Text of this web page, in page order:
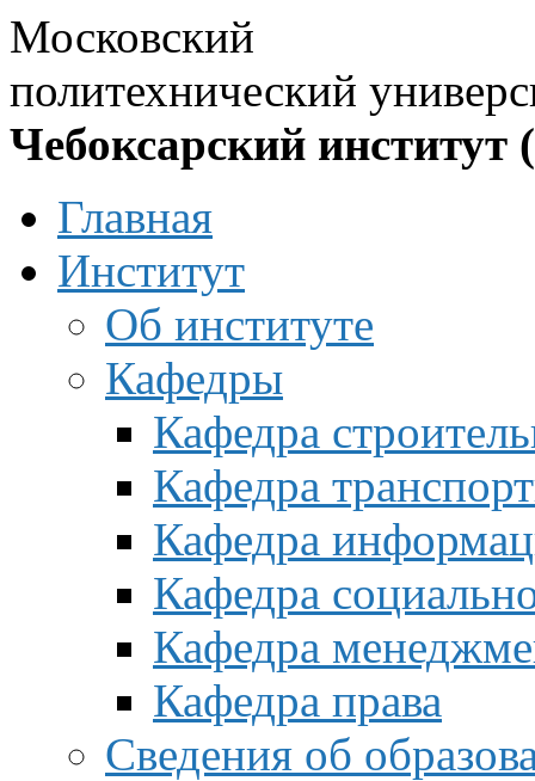
Московский
политехнический
Чебоксарский институт
Главная
Институт
Об институте
Кафедры
Кафедра
Кафедра
Кафедра
Кафедра
Кафедра
Кафедра права
Сведения об